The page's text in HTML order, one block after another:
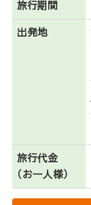
旅行期間
出発地
旅行代金
（お一人様）